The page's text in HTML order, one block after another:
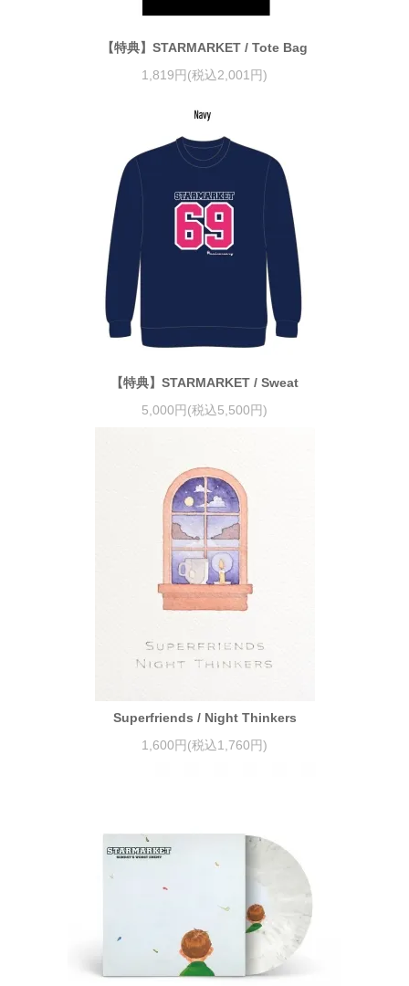
【特典】STARMARKET / Tote Bag
1,819円(税込2,001円)
【特典】STARMARKET / Sweat
5,000円(税込5,500円)
Superfriends / Night Thinkers
1,600円(税込1,760円)